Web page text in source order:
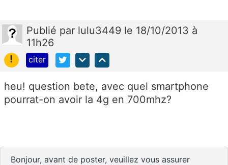
Publié par lulu3449 le 18/10/2013 à
11h26
!
citer
heu! question bete, avec quel smartphone
pourrat-on avoir la 4g en 700mhz?
Bonjour, avant de poster, veuillez vous assurer